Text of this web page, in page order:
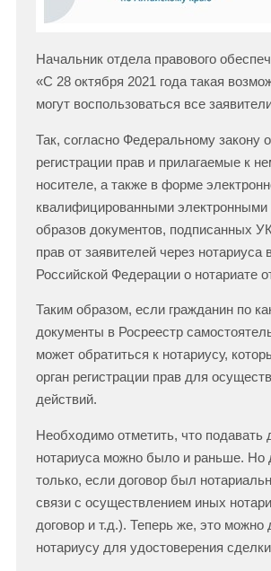
Начальник отдела правового
«С 28 октября 2021 года такая
могут воспользоваться все
Так, согласно Федеральному закону
регистрации прав и прилагаемые к
носителе, а также в форме
квалифицированными
образов документов, подписанных
прав от заявителей через
Российской Федерации о нотариате
Таким образом, если гражданин по
документы в Росреестр
может обратиться к нотариусу,
орган регистрации прав для
действий.
Необходимо отметить, что подавать
нотариуса можно было и раньше. Но
только, если договор был
связи с осуществлением иных
договор и т.д.). Теперь же, это
нотариусу для удостоверения